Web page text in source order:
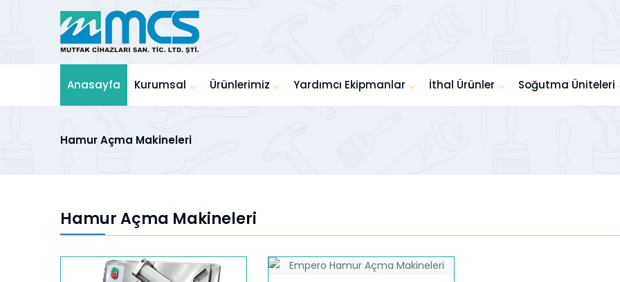
Anasayfa Kurumsal Ürünlerimiz Yardımcı Ekipmanlar İthal Ürünler Soğutma Üniteleri
Hamur Açma Makineleri
Hamur Açma Makineleri